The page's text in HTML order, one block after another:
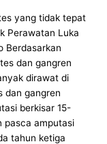
yang tidak tepat
Perawatan Luka
Berdasarkan
dan gangren
dirawat di
dan gangren
berkisar 15-
pasca amputasi
tahun ketiga